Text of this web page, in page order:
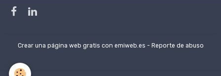
Crear una página web gratis con emiweb.es - Reporte de abuso